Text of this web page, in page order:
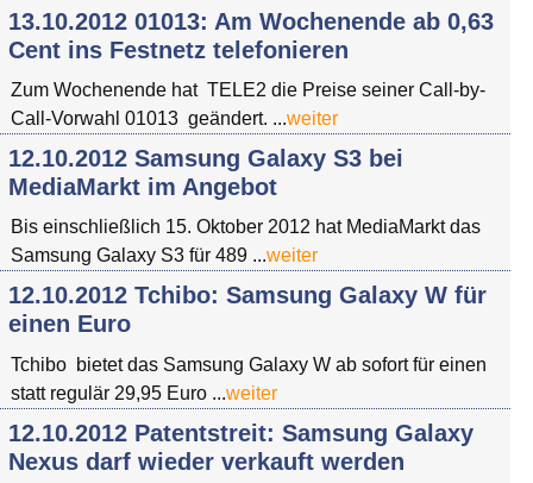
13.10.2012 01013: Am Wochenende ab 0,63
Cent ins Festnetz telefonieren
Zum Wochenende hat TELE2 die Preise seiner Call-by-
Call-Vorwahl 01013 geändert. ...weiter
12.10.2012 Samsung Galaxy S3 bei
MediaMarkt im Angebot
Bis einschließlich 15. Oktober 2012 hat MediaMarkt das
Samsung Galaxy S3 für 489 ...weiter
12.10.2012 Tchibo: Samsung Galaxy W für
einen Euro
Tchibo bietet das Samsung Galaxy W ab sofort für einen
statt regulär 29,95 Euro ...weiter
12.10.2012 Patentstreit: Samsung Galaxy
Nexus darf wieder verkauft werden